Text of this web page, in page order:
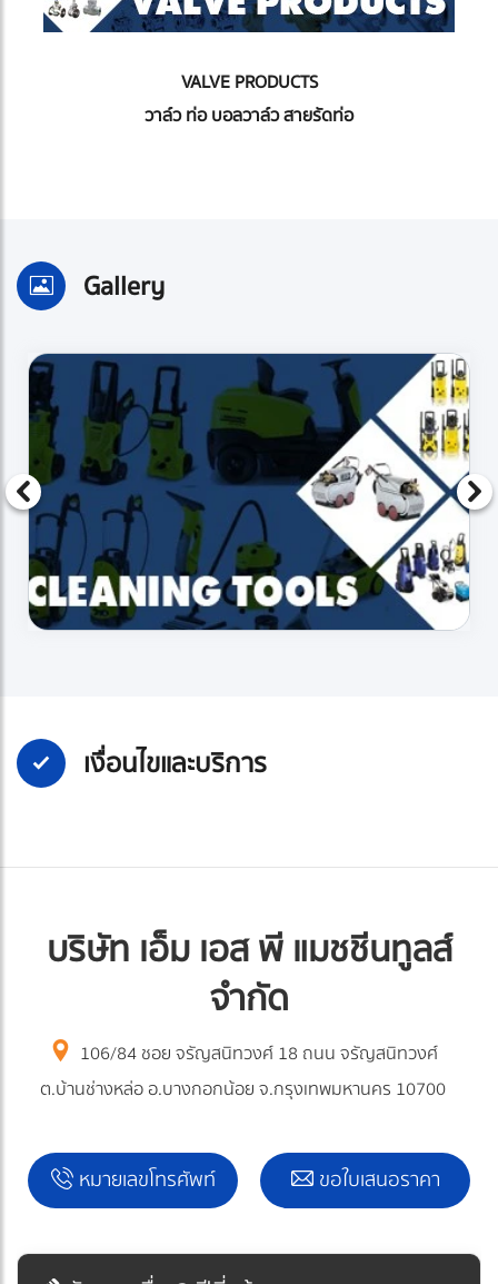
VALVE PRODUCTS
วาล์ว ท่อ บอลวาล์ว สายรัดท่อ
Gallery
เงื่อนไขและบริการ
บริษัท เอ็ม เอส พี แมชชีนทูลส์
จำกัด
106/84 ชอย จรัญสนิทวงศ์ 18 ถนน จรัญสนิทวงศ์
ต.บ้านช่างหล่อ อ.บางกอกน้อย จ.กรุงเทพมหานคร 10700
หมายเลขโทรศัพท์ ขอใบเสนอราคา